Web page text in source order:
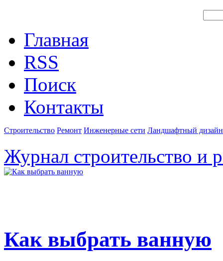
Главная
RSS
Поиск
Контакты
Строительство Ремонт Инженерные сети Ландшафтный дизайн
Журнал строительство и
Как выбрать ванную